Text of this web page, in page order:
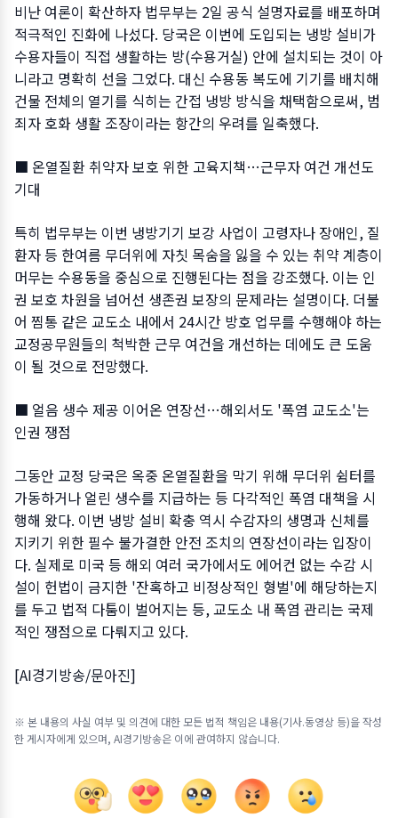
비난 여론이 확산하자 법무부는 2일 공식 설명자료를 배포하며
적극적인 진화에 나섰다. 당국은 이번에 도입되는 냉방 설비가
수용자들이 직접 생활하는 방(수용거실) 안에 설치되는 것이 아
니라고 명확히 선을 그었다. 대신 수용동 복도에 기기를 배치해
건물 전체의 열기를 식히는 간접 냉방 방식을 채택함으로써, 범
죄자 호화 생활 조장이라는 항간의 우려를 일축했다.
■ 온열질환 취약자 보호 위한 고육지책…근무자 여건 개선도
기대
특히 법무부는 이번 냉방기기 보강 사업이 고령자나 장애인, 질
환자 등 한여름 무더위에 자칫 목숨을 잃을 수 있는 취약 계층이
머무는 수용동을 중심으로 진행된다는 점을 강조했다. 이는 인
권 보호 차원을 넘어선 생존권 보장의 문제라는 설명이다. 더불
어 찜통 같은 교도소 내에서 24시간 방호 업무를 수행해야 하는
교정공무원들의 척박한 근무 여건을 개선하는 데에도 큰 도움
이 될 것으로 전망했다.
■ 얼음 생수 제공 이어온 연장선…해외서도 '폭염 교도소'는
인권 쟁점
그동안 교정 당국은 옥중 온열질환을 막기 위해 무더위 쉼터를
가동하거나 얼린 생수를 지급하는 등 다각적인 폭염 대책을 시
행해 왔다. 이번 냉방 설비 확충 역시 수감자의 생명과 신체를
지키기 위한 필수 불가결한 안전 조치의 연장선이라는 입장이
다. 실제로 미국 등 해외 여러 국가에서도 에어컨 없는 수감 시
설이 헌법이 금지한 '잔혹하고 비정상적인 형벌'에 해당하는지
를 두고 법적 다툼이 벌어지는 등, 교도소 내 폭염 관리는 국제
적인 쟁점으로 다뤄지고 있다.
[AI경기방송/문아진]
※ 본 내용의 사실 여부 및 의견에 대한 모든 법적 책임은 내용(기사.동영상 등)을 작성
한 게시자에게 있으며, AI경기방송은 이에 관여하지 않습니다.